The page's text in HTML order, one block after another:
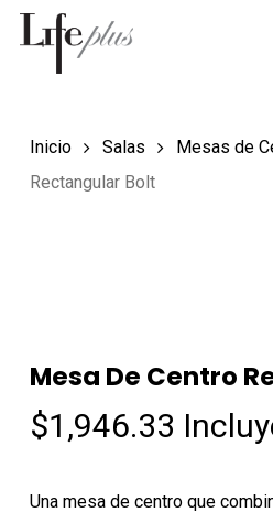
Skip
Búsqueda
productos
Inicio Salas Mesas de
Rectangular Bolt
Mesa De Centro
$1,946.33
Una mesa de centro que